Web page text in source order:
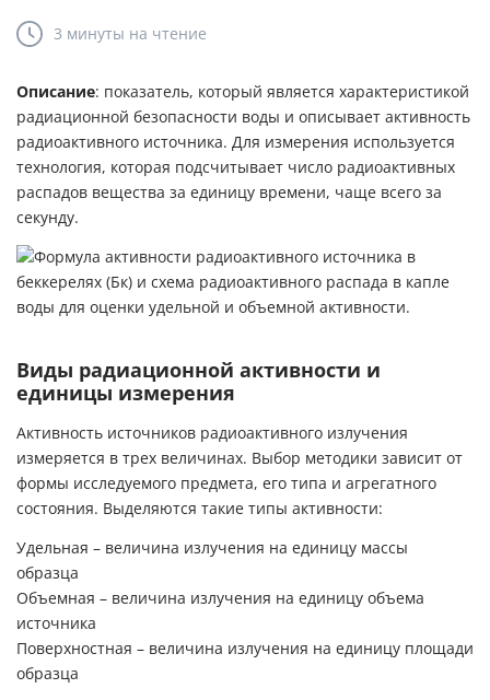
3 минуты на чтение
Описание: показатель, который является характеристикой
радиационной безопасности воды и описывает активность
радиоактивного источника. Для измерения используется
технология, которая подсчитывает число радиоактивных
распадов вещества за единицу времени, чаще всего за
секунду.
Виды радиационной активности и
единицы измерения
Активность источников радиоактивного излучения
измеряется в трех величинах. Выбор методики зависит от
формы исследуемого предмета, его типа и агрегатного
состояния. Выделяются такие типы активности:
Удельная – величина излучения на единицу массы
образца
Объемная – величина излучения на единицу объема
источника
Поверхностная – величина излучения на единицу площади
образца